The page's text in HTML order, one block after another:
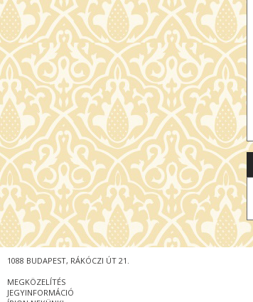
1088 BUDAPEST, RÁKÓCZI ÚT 21.
MEGKÖZELÍTÉS
JEGYINFORMÁCIÓ